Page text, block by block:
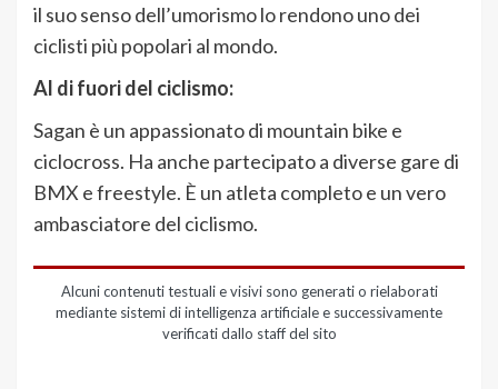
il suo senso dell’umorismo lo rendono uno dei
ciclisti più popolari al mondo.
Al di fuori del ciclismo:
Sagan è un appassionato di mountain bike e
ciclocross. Ha anche partecipato a diverse gare di
BMX e freestyle. È un atleta completo e un vero
ambasciatore del ciclismo.
Alcuni contenuti testuali e visivi sono generati o rielaborati
mediante sistemi di intelligenza artificiale e successivamente
verificati dallo staff del sito